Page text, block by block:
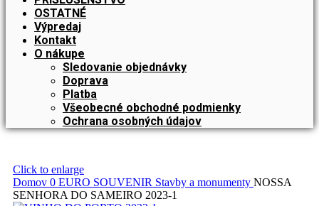
OSTATNÉ
Výpredaj
Kontakt
O nákupe
Sledovanie objednávky
Doprava
Platba
Všeobecné obchodné podmienky
Ochrana osobných údajov
Click to enlarge
Domov 0 EURO SOUVENIR Stavby a monumenty NOSSA
SENHORA DO SAMEIRO 2023-1